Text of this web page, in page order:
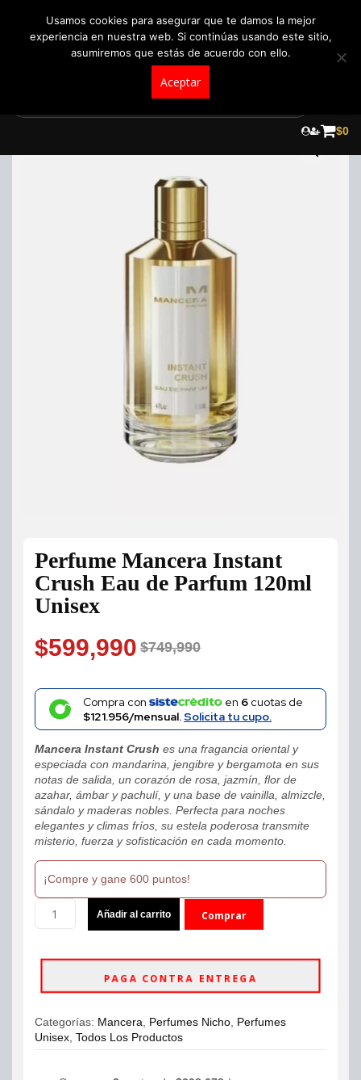
$0
Perfume Mancera Instant
Crush Eau de Parfum 120ml
Unisex
$749,990
Original
price
was:
$749,990.
$599,990
Current
price
is:
$599,990.
Compra con en 6cuotas de
$121.956/mensual.Solicita tu cupo.
Mancera Instant Crush es una fragancia oriental y
especiada con mandarina, jengibre y bergamota en sus
notas de salida, un corazón de rosa, jazmín, flor de
azahar, ámbar y pachulí, y una base de vainilla, almizcle,
sándalo y maderas nobles. Perfecta para noches
elegantes y climas fríos, su estela poderosa transmite
misterio, fuerza y sofisticación en cada momento.
¡Compre y gane 600 puntos!
Mancera
Parfum
Unisex
cantidad
Añadir al carrito Comprar
PAGA CONTRA ENTREGA
Categorías: Mancera, Perfumes Nicho, Perfumes
Unisex, Todos Los Productos
Usamos cookies para asegurar que te damos la mejor
experiencia en nuestra web. Si continúas usando este sitio,
asumiremos que estás de acuerdo con ello.
Aceptar